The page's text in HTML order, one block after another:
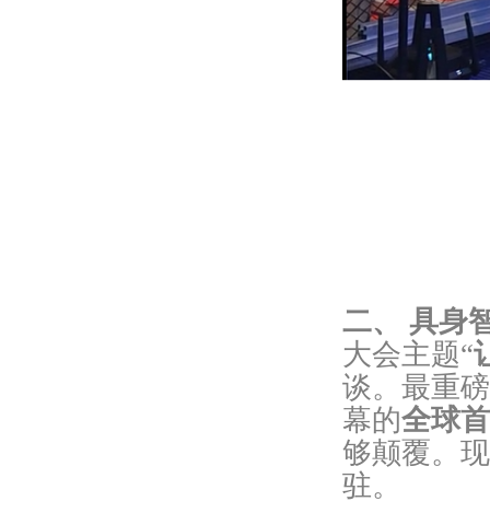
二、 具身
大会主题“
谈。最重
幕的全球
够颠覆。
驻。